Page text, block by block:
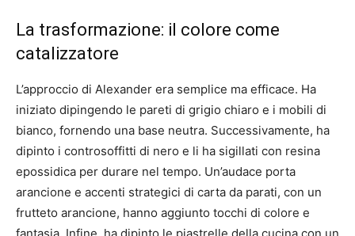
La trasformazione: il colore come
catalizzatore
L’approccio di Alexander era semplice ma efficace. Ha
iniziato dipingendo le pareti di grigio chiaro e i mobili di
bianco, fornendo una base neutra. Successivamente, ha
dipinto i controsoffitti di nero e li ha sigillati con resina
epossidica per durare nel tempo. Un’audace porta
arancione e accenti strategici di carta da parati, con un
frutteto arancione, hanno aggiunto tocchi di colore e